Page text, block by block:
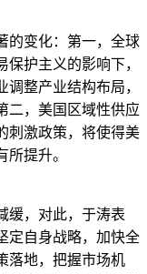
的变化：第一，全球
护主义的影响下，
整产业结构布局，
二，美国区域性供应
刺激政策，将使得美
提升。
缓，对此，于涛表
定自身战略，加快全
落地，把握市场机